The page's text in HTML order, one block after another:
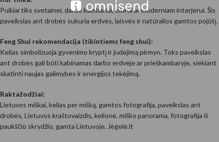
Puikiai tiks svetainei, darbo kambariui, biurui ar moderniam interjerui. Šis
paveikslas ant drobės sukuria erdvės, laisvės ir natūralios gamtos pojūtį.
Feng Shui rekomendacija (tikintiems feng shui):
Kelias simbolizuoja gyvenimo kryptį ir judėjimą pirmyn. Toks paveikslas
ant drobės gali būti kabinamas darbo erdvėje ar prieškambaryje, siekiant
skatinti naujas galimybes ir energijos tekėjimą.
Raktažodžiai:
Lietuvos miškai, kelias per mišką, gamtos fotografija, paveikslas ant
drobės, Lietuvos kraštovaizdis, kelionė, miško panorama, fotografija iš
paukščio skrydžio, gamta Lietuvoje, Jėgelė.lt